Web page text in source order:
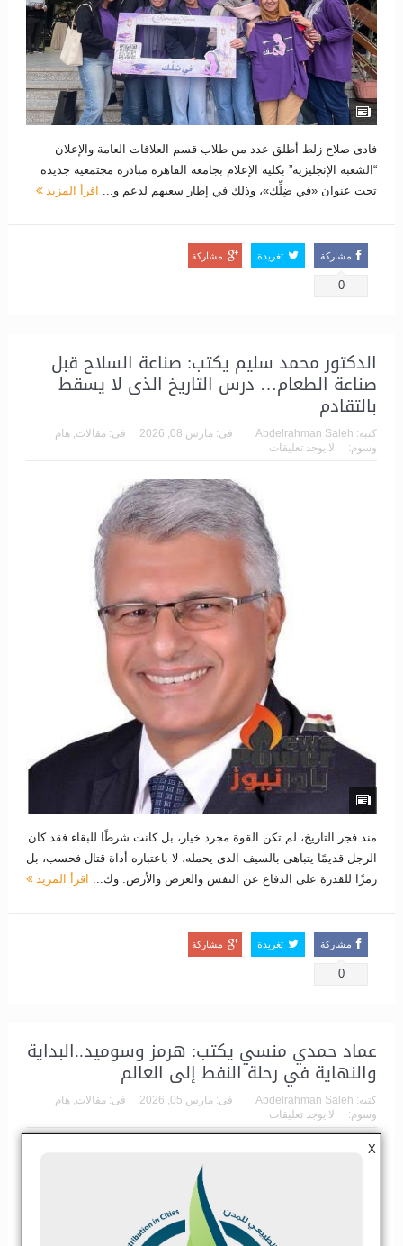
فادى صلاح زلط أطلق عدد من طلاب قسم العلاقات العامة والإعلان
“الشعبة الإنجليزية” بكلية الإعلام بجامعة القاهرة مبادرة مجتمعية جديدة
تحت عنوان «في ضِلِّك»، وذلك في إطار سعيهم لدعم و... اقرأ المزيد
مشاركة
0
تغريدة مشاركة
الدكتور محمد سليم يكتب: صناعة السلاح قبل
صناعة الطعام… درس التاريخ الذى لا يسقط
بالتقادم
كتبه: Abdelrahman Saleh فى: مارس 08, 2026 فى: مقالات, هام
وسوم:
لا يوجد تعليقات
منذ فجر التاريخ، لم تكن القوة مجرد خيار، بل كانت شرطًا للبقاء فقد كان
الرجل قديمًا يتباهى بالسيف الذى يحمله، لا باعتباره أداة قتال فحسب، بل
رمزًا للقدرة على الدفاع عن النفس والعرض والأرض. وك...
اقرأ المزيد
مشاركة
0
تغريدة مشاركة
عماد حمدي منسي يكتب: هرمز وسوميد..البداية
والنهاية في رحلة النفط إلى العالم
كتبه: Abdelrahman Saleh فى: مارس 05, 2026 فى: مقالات, هام
وسوم:
لا يوجد تعليقات
X